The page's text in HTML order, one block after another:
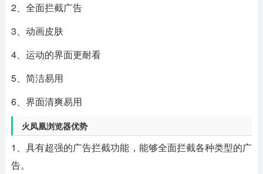
2、全面拦截广告
3、动画皮肤
4、运动的界面更耐看
5、简洁易用
6、界面清爽易用
火凤凰浏览器优势
1、具有超强的广告拦截功能，能够全面拦截各种类型的广
告。